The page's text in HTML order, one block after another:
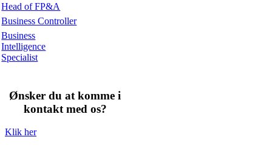
Head of FP&A
Business Controller
Business
Intelligence
Specialist
Ønsker du at komme i
kontakt med os?
Klik her